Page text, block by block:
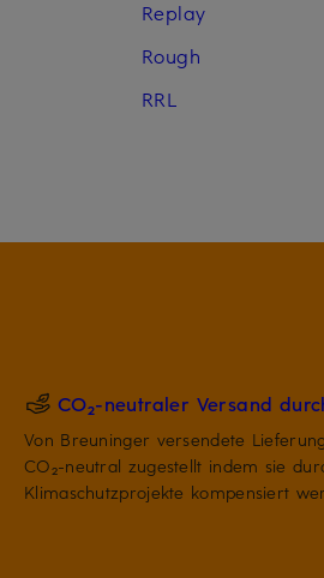
Replay
Rough
RRL
CO₂-neutraler Versand
Von Breuninger versendete
CO₂-neutral zugestellt indem sie
Klimaschutzprojekte kompensiert